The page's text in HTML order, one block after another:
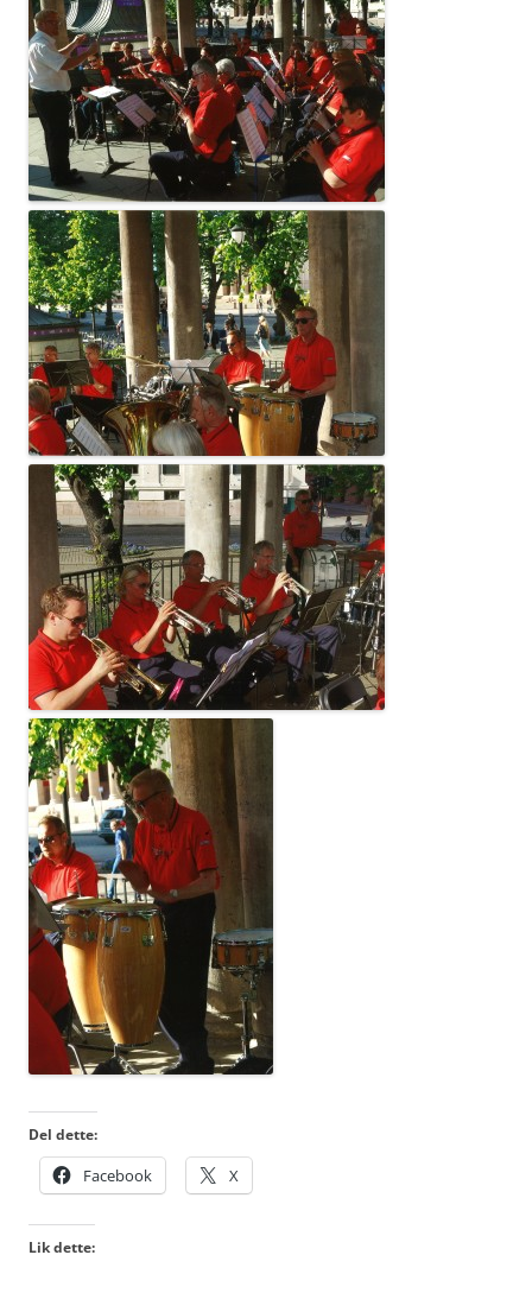
Del dette:
Facebook X
Lik dette: